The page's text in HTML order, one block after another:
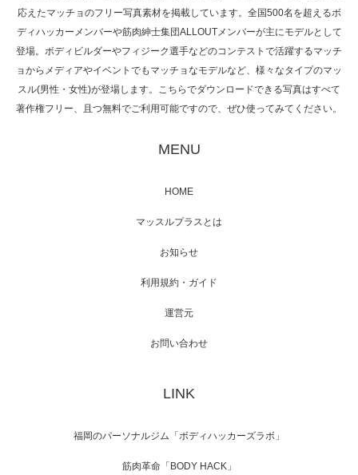
た（6/8放送）
映画「メカバース」舞台挨拶へマッスルプラ
【TV】NHK BS「COOL JAPAN 」にてマッス
「ねとらぼ」さんに…
応えたマッチョのフリー写真素材を掲載しています。全国500名を超えるボ
ディハッカーメンバーや筋肉紳士集団ALLOUTメンバーが主にモデルとして
登場。ボディビルダーやフィジーク選手などのコンテストで活躍するマッチ
ョからメディアやイベントでもマッチョなモデルなど、様々なタイプのマッ
スル(男性・女性)が登場します。こちらでダウンロードできる写真はすべて
著作権フリー、且つ無料でご利用可能ですので、ぜひ使ってみてください。
MENU
HOME
マッスルプラスとは
お知らせ
利用規約・ガイド
運営元
お問い合わせ
LINK
福岡のパーソナルジム「ボディハッカーズラボ」
筋肉革命「BODY HACK」